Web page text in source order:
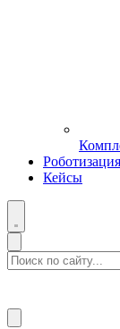
Роботизация
Кейсы